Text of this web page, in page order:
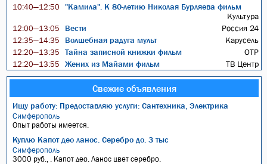
10:40—12:50
"Камила". К 80-летию Николая Бурляева фильм
Культура
12:00—13:05 Вести Россия 24
12:35—14:35 Волшебная радуга мульт Карусель
12:20—13:35 Тайна записной книжки фильм ОТР
12:20—13:55 Жених из Майами фильм ТВ Центр
Свежие объявления
Ищу работу: Предоставляю услуги: Сантехника, Электрика
Симферополь
Опыт работы имеется.
Куплю Капот део ланос. Серебро до. 3 тыс
Симферополь
3000 руб., . Капот део. Ланос цвет серебро.